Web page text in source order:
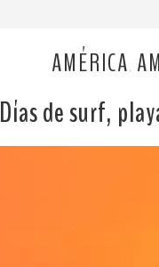
AMÉRICA
Días de surf,